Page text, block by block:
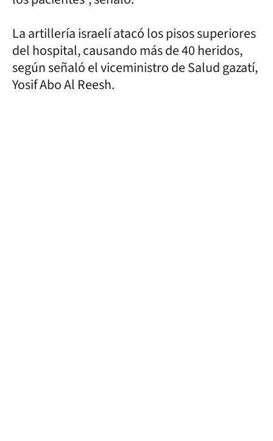
La artillería israelí atacó los pisos superiores
del hospital, causando más de 40 heridos,
según señaló el viceministro de Salud gazatí,
Yosif Abo Al Reesh.